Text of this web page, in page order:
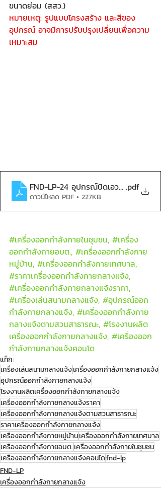
ขนาดย่อม (สสว.)
หมายเหตุ: รูปแบบโครงสร้าง และสีของ
อุปกรณ์ อาจมีการปรับปรุงเปลี่ยนเพื่อความ
เหมาะสม
FND-LP-24 อุปกรณ์บิดเอวและย่ำเท้าสลั
.pdf
ดาวน์โหลด PDF • 227KB
#เครื่องออกกำลังกายในชุมชน, #เครื่อง
ออกกำลังกายอบต., #เครื่องออกกำลังกาย
หมู่บ้าน, #เครื่องออกกำลังกายเทศบาล,
#ราคาเครื่องออกกำลังกายกลางแจ้ง,
#เครื่องออกกำลังกายกลางแจ้งราคา,
#เครื่องเล่นสนามกลางแจ้ง, #อุปกรณ์ออก
กำลังกายกลางแจ้ง, #เครื่องออกกำลังกาย
กลางแจ้งตามสวนสาธารณะ, #โรงงานผลิต
เครื่องออกกำลังกายกลางแจ้ง, #เครื่องออก
กำลังกายกลางแจ้งคอนโด
แท็ก:
เครื่องเล่นสนามกลางแจ้งเครื่องออกกำลังกายกลางแจ้ง
อุปกรณ์ออกกำลังกายกลางแจ้ง
โรงงานผลิตเครื่องออกกำลังกายกลางแจ้ง
เครื่องออกกำลังกายกลางแจ้งราคา
เครื่องออกกำลังกายกลางแจ้งตามสวนสาธารณะ
ราคาเครื่องออกกำลังกายกลางแจ้ง
เครื่องออกกำลังกายหมู่บ้านเครื่องออกกำลังกายเทศบาล
เครื่องออกกำลังกายอบต.เครื่องออกกำลังกายในชุมชน
เครื่องออกกำลังกายกลางแจ้งคอนโดfnd-lp
FND-LP
เครื่องออกกำลังกายกลางแจ้ง